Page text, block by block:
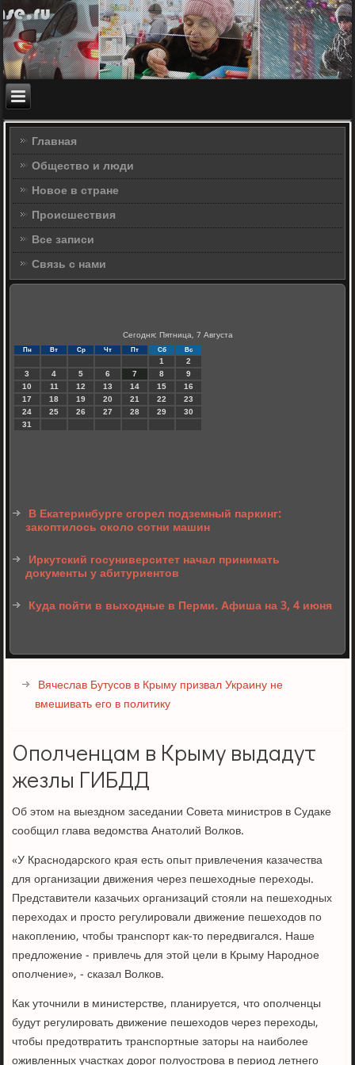
Главная
Общество и люди
Новое в стране
Происшествия
Все записи
Связь с нами
Сегодня: Пятница, 7 Августа
Пн Вт Ср Чт Пт Сб Вс
1
2
3
4 5 6 7 8
9
10
11 12 13 14 15
16
17
18 19 20 21 22
23
24
25 26 27 28 29
30
31
В Екатеринбурге сгорел подземный паркинг:
закоптилось около сотни машин
Иркутский госуниверситет начал принимать
документы у абитуриентов
Куда пойти в выходные в Перми. Афиша на 3, 4 июня
Вячеслав Бутусов в Крыму призвал Украину не
вмешивать его в политику
Ополченцам в Крыму выдадут
жезлы ГИБДД
Об этом на выездном заседании Совета министров в Судаке
сообщил глава ведомства Анатолий Волков.
«У Краснодарского края есть опыт привлечения казачества
для организации движения через пешеходные переходы.
Представители казачьих организаций стояли на пешеходных
переходах и просто регулировали движение пешеходов по
накоплению, чтобы транспорт как-то передвигался. Наше
предложение - привлечь для этой цели в Крыму Народное
ополчение», - сказал Волков.
Как уточнили в министерстве, планируется, что ополченцы
будут регулировать движение пешеходов через переходы,
чтобы предотвратить транспортные заторы на наиболее
оживленных участках дорог полуострова в период летнего